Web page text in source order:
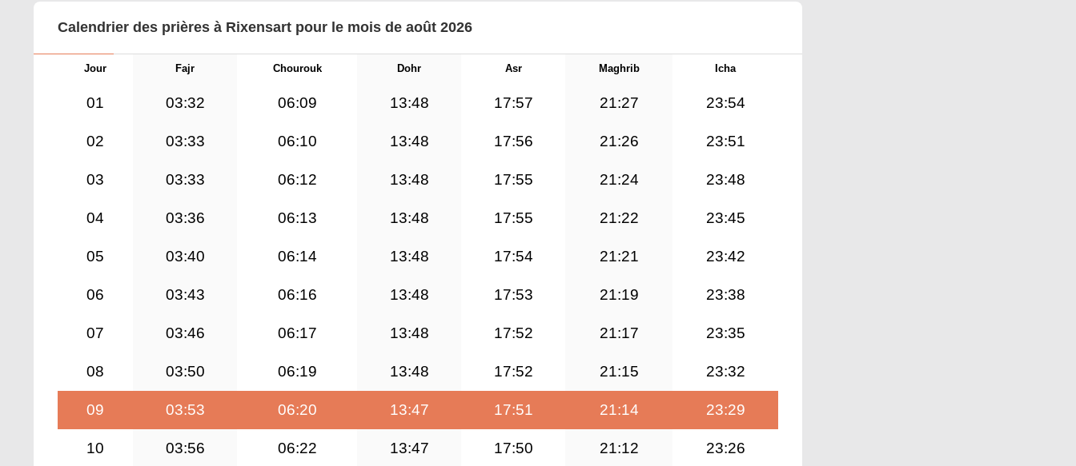
Calendrier des prières à Rixensart pour le mois de août 2026
Jour Fajr Chourouk Dohr Asr Maghrib Icha
01 03:32 06:09 13:48 17:57 21:27 23:54
02 03:33 06:10 13:48 17:56 21:26 23:51
03 03:33 06:12 13:48 17:55 21:24 23:48
04 03:36 06:13 13:48 17:55 21:22 23:45
05 03:40 06:14 13:48 17:54 21:21 23:42
06 03:43 06:16 13:48 17:53 21:19 23:38
07 03:46 06:17 13:48 17:52 21:17 23:35
08 03:50 06:19 13:48 17:52 21:15 23:32
09 03:53 06:20 13:47 17:51 21:14 23:29
10 03:56 06:22 13:47 17:50 21:12 23:26